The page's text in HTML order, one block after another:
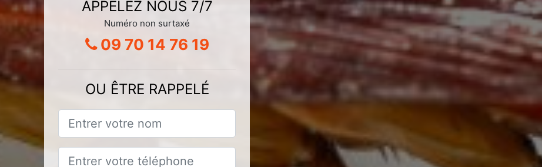
APPELEZ NOUS 7/7
Numéro non surtaxé
09 70 14 76 19
OU ÊTRE RAPPELÉ